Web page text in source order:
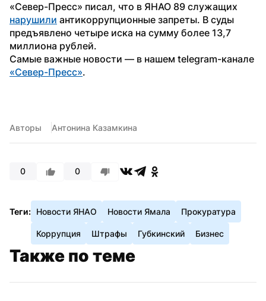
нарушили антикоррупционные запреты. В суды
предъявлено четыре иска на сумму более 13,7
миллиона рублей.
«Север-Пресс».
Авторы Антонина Казамкина
0 0
Теги: Новости ЯНАО Новости Ямала Прокуратура
Коррупция Штрафы Губкинский Бизнес
Также по теме